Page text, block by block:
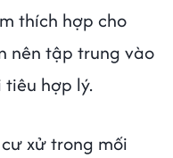
thích hợp cho
nên tập trung vào
tiêu hợp lý.
xử trong mối